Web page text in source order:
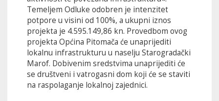
Temeljem Odluke odobren je intenzitet
potpore u visini od 100%, a ukupni iznos
projekta je 4.595.149,86 kn. Provedbom ovog
projekta Općina Pitomača će unaprijediti
lokalnu infrastrukturu u naselju Starogradački
Marof. Dobivenim sredstvima unaprijediti će
se društveni i vatrogasni dom koji će se staviti
na raspolaganje lokalnoj zajednici.